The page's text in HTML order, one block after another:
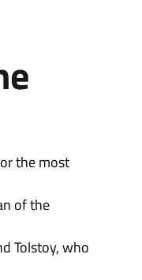
the most
of the
Tolstoy, who